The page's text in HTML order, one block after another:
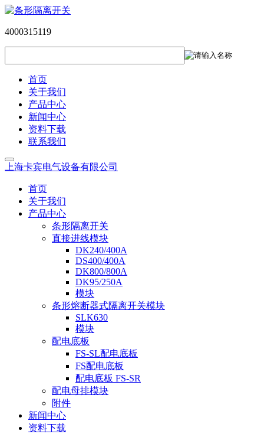
4000315119
首页
关于我们
产品中心
新闻中心
资料下载
联系我们
上海卡宾电气设备有限公司
首页
关于我们
产品中心
条形隔离开关
直接进线模块
DK240/400A
DS400/400A
DK800/800A
DK95/250A
模块
条形熔断器式隔离开关模块
SLK630
模块
配电底板
FS-SL配电底板
FS配电底板
配电底板 FS-SR
配电母排模块
附件
新闻中心
资料下载